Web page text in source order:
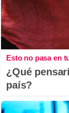
Esto no pasa en
¿Qué
país?